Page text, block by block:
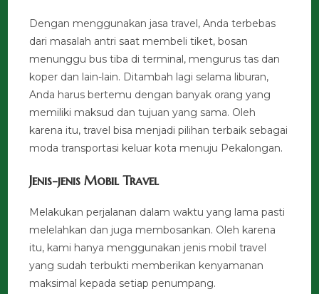
Dengan menggunakan jasa travel, Anda terbebas
dari masalah antri saat membeli tiket, bosan
menunggu bus tiba di terminal, mengurus tas dan
koper dan lain-lain. Ditambah lagi selama liburan,
Anda harus bertemu dengan banyak orang yang
memiliki maksud dan tujuan yang sama. Oleh
karena itu, travel bisa menjadi pilihan terbaik sebagai
moda transportasi keluar kota menuju Pekalongan.
Jenis-jenis Mobil Travel
Melakukan perjalanan dalam waktu yang lama pasti
melelahkan dan juga membosankan. Oleh karena
itu, kami hanya menggunakan jenis mobil travel
yang sudah terbukti memberikan kenyamanan
maksimal kepada setiap penumpang.